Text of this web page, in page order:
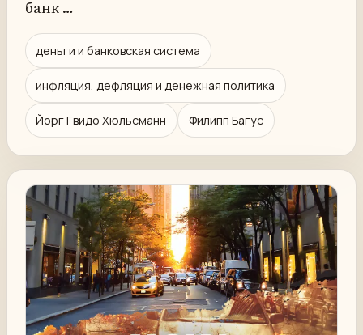
банк …
деньги и банковская система
инфляция, дефляция и денежная политика
Йорг Гвидо Хюльсманн Филипп Багус